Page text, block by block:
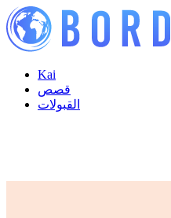
Kai
قصص
القبولات